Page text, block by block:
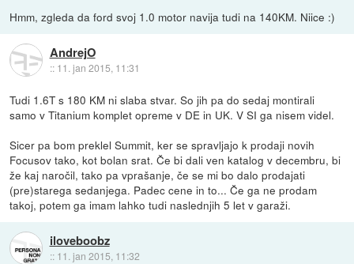
Hmm, zgleda da ford svoj 1.0 motor navija tudi na 140KM. Niice :)
AndrejO
:: 11. jan 2015, 11:31
Tudi 1.6T s 180 KM ni slaba stvar. So jih pa do sedaj montirali
samo v Titanium komplet opreme v DE in UK. V SI ga nisem videl.
Sicer pa bom preklel Summit, ker se spravljajo k prodaji novih
Focusov tako, kot bolan srat. Če bi dali ven katalog v decembru, bi
že kaj naročil, tako pa vprašanje, če se mi bo dalo prodajati
(pre)starega sedanjega. Padec cene in to... Če ga ne prodam
takoj, potem ga imam lahko tudi naslednjih 5 let v garaži.
iloveboobz
:: 11. jan 2015, 11:32